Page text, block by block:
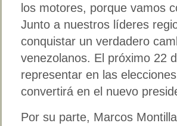
los motores, porque vamos
Junto a nuestros líderes
conquistar un verdadero
venezolanos. El próximo 22
representar en las
convertirá en el nuevo
Por su parte, Marcos